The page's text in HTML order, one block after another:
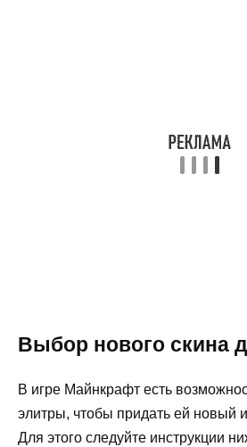
Выбор нового скина
В игре Майнкрафт есть
элитры, чтобы придать ей новый
Для этого следуйте инструкции